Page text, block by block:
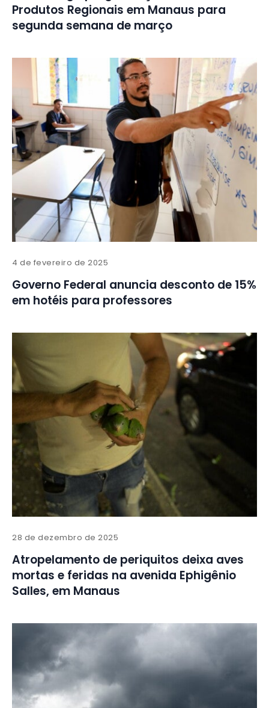
Produtos Regionais em Manaus para
segunda semana de março
4 de fevereiro de 2025
Governo Federal anuncia desconto de 15%
em hotéis para professores
28 de dezembro de 2025
Atropelamento de periquitos deixa aves
mortas e feridas na avenida Ephigênio
Salles, em Manaus